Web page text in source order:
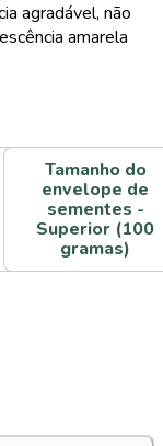
agradável, não
amarela
Tamanho do
envelope de
sementes -
Superior (100
gramas)